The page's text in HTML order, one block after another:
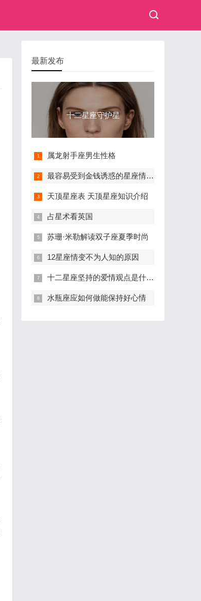
最新发布
十二星座守护星
属龙射手座男生性格
最容易受到金钱诱惑的星座情侣有哪些？
天顶星座表 天顶星座知识介绍
占星术看英国
苏珊·米勒解读双子座夏季时尚
12星座情变不为人知的原因
十二星座坚持的爱情观点是什么？
水瓶座应如何做能保持好心情